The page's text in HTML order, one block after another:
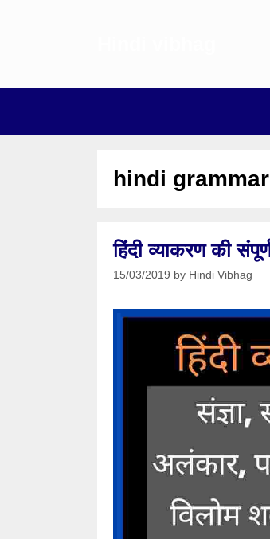
hindi grammar
हिंदी व्याकरण की
15/03/2019 by Hindi Vibhag